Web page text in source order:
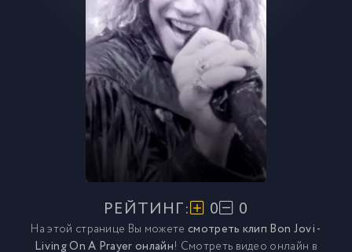
РЕЙТИНГ: 0 0
На этой странице Вы можете смотреть клип Bon Jovi -
Living On A Prayer онлайн! Смотреть видео онлайн в